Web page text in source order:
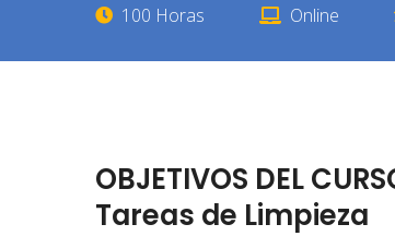
100 Horas Online
OBJETIVOS DEL
Tareas de Limpieza